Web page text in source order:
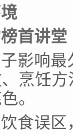
首讲堂
响最
烹饪
。
误区